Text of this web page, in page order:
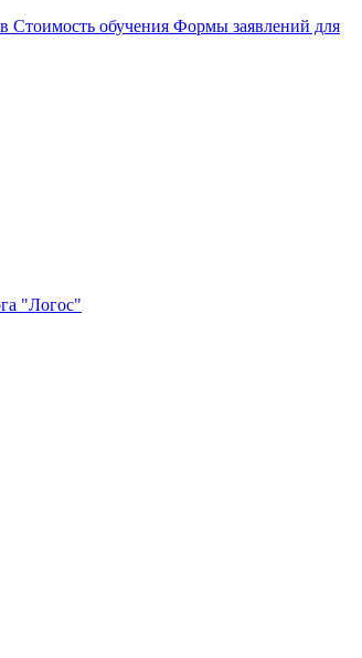
Стоимость обучения Формы заявлений для
"Логос"